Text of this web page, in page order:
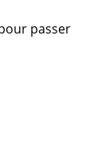
passer